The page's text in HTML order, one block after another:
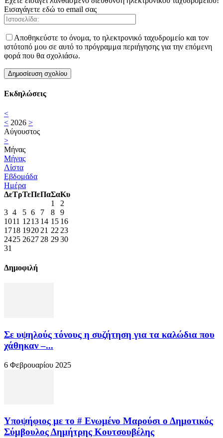
Εισαγάγετε εδώ το email σας
Αποθηκεύστε το όνομα, το ηλεκτρονικό ταχυδρομείο και τον
ιστότοπό μου σε αυτό το πρόγραμμα περιήγησης για την επόμενη
φορά που θα σχολιάσω.
Εκδηλώσεις
<
< 2026 >
Αύγουστος
>
Μήνας
Μήνας
Λίστα
Εβδομάδα
Ημέρα
ΔεΤρΤεΠεΠαΣαΚυ
1
2
3 4 5 6 7 8
9
1011 1213 14 15 16
1718 1920 21 22 23
2425 2627 28 2930
31
Δημοφιλή
Σε υψηλούς τόνους η συζήτηση για τα καλώδια που
χάθηκαν –...
6 Φεβρουαρίου 2025
Υποψήφιος με το # Ενωμένο Μαρούσι ο Δημοτικός
Σύμβουλος Δημήτρης Κουτσουβέλης